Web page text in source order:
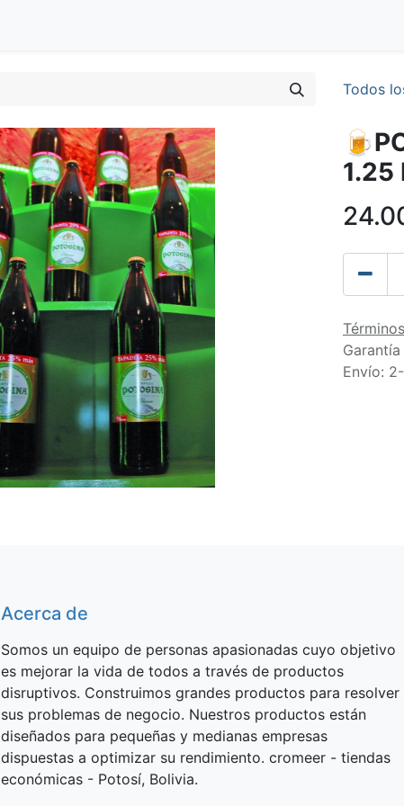
Todos
1.25
Envío:
Acerca de
Somos un equipo de personas apasionadas cuyo objetivo
es mejorar la vida de todos a través de productos
disruptivos. Construimos grandes productos para resolver
sus problemas de negocio. Nuestros productos están
diseñados para pequeñas y medianas empresas
dispuestas a optimizar su rendimiento. cromeer - tiendas
económicas - Potosí, Bolivia.